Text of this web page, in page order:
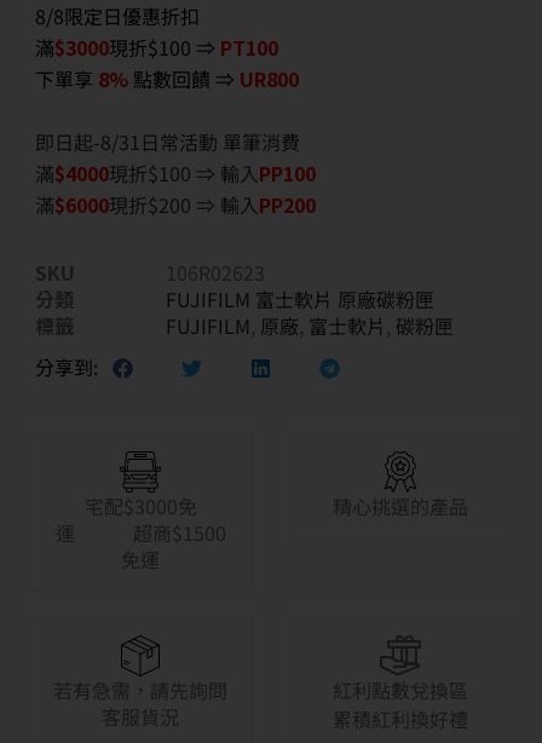
8/8限定日優惠折扣
滿$3000現折$100 ⇒ PT100
下單享 8% 點數回饋 ⇒ UR800
即日起-8/31日常活動 單筆消費
滿$4000現折$100 ⇒ 輸入PP100
滿$6000現折$200 ⇒ 輸入PP200
SKU
106R02623
分類
FUJIFILM 富士軟片 原廠碳粉匣
標籤
FUJIFILM, 原廠, 富士軟片 , 碳粉匣
分享到:
宅配$3000免
運 超商$1500
免運
精心挑選的產品
若有急需，請先詢問
客服貨況
紅利點數兌換區
累積紅利換好禮